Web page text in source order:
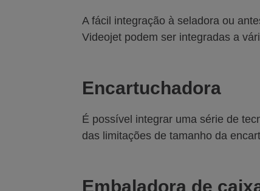
A fácil integração à seladora ou
Videojet podem ser integradas a
Encartuchadora
É possível integrar uma série de
das limitações de tamanho da
Embaladora de